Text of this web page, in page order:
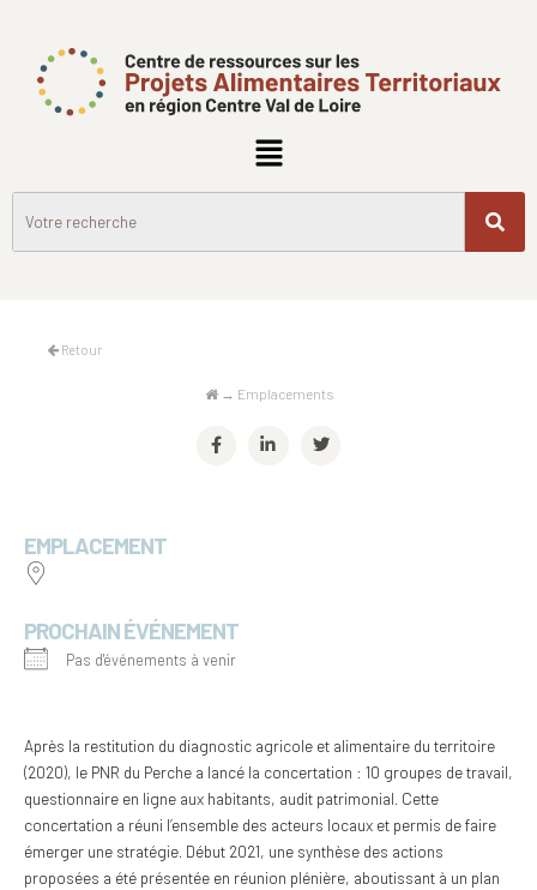
Retour
→ Emplacements
EMPLACEMENT
PROCHAIN ÉVÉNEMENT
Pas d'événements à venir
Après la restitution du diagnostic agricole et alimentaire du territoire
(2020), le PNR du Perche a lancé la concertation : 10 groupes de travail,
questionnaire en ligne aux habitants, audit patrimonial. Cette
concertation a réuni l’ensemble des acteurs locaux et permis de faire
émerger une stratégie. Début 2021, une synthèse des actions
proposées a été présentée en réunion plénière, aboutissant à un plan